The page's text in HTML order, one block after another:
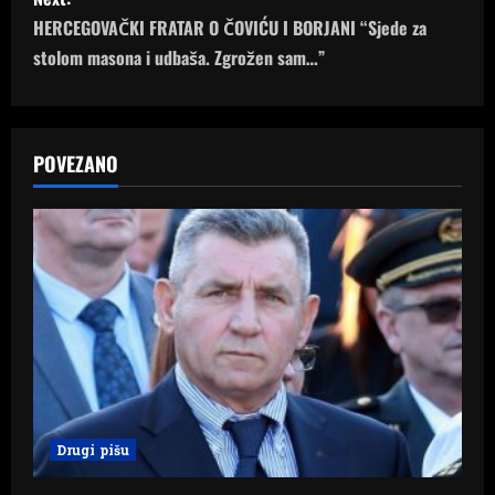
t
a
v
i
g
t
i
o
HERCEGOVAČKI FRATAR O ČOVIĆU I BORJANI “Sjede za
stolom masona i udbaša. Zgrožen sam…”
POVEZANO
Drugi pišu